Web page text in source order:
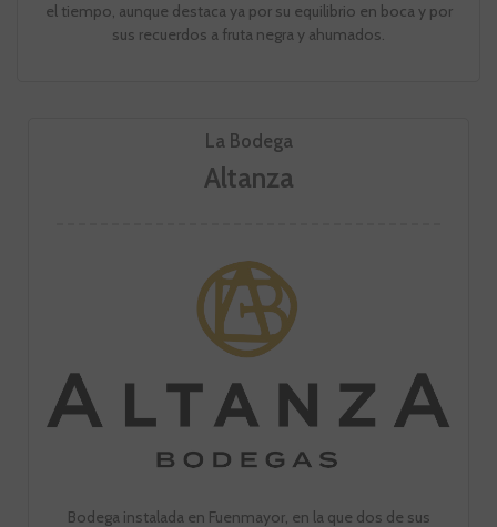
La Bodega
Altanza
Bodega instalada en Fuenmayor, en la que dos de sus
el tiempo, aunque destaca ya por su equilibrio en boca y por
sus recuerdos a fruta negra y ahumados.